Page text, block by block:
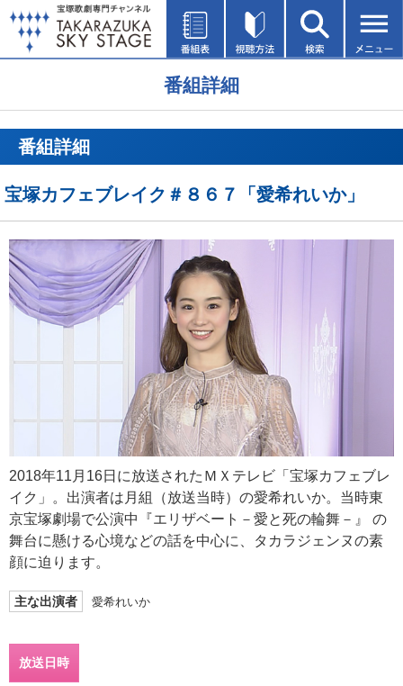
番組詳細
番組詳細
宝塚カフェブレイク＃８６７「愛希れいか」
2018年11月16日に放送されたＭＸテレビ「宝塚カフェブレ
イク」。出演者は月組（放送当時）の愛希れいか。当時東
京宝塚劇場で公演中『エリザベート－愛と死の輪舞－』 の
舞台に懸ける心境などの話を中心に、タカラジェンヌの素
顔に迫ります。
主な出演者 愛希れいか
放送日時